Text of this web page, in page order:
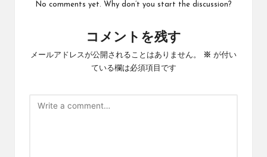
No comments yet. Why don’t you start the discussion?
コメントを残す
メールアドレスが公開されることはありません。 ※ が付い
ている欄は必須項目です